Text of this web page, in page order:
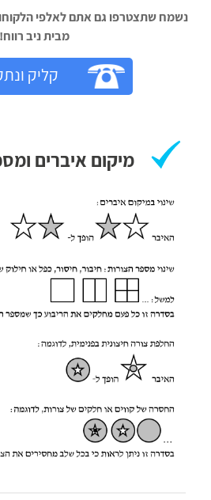
נשמח שתצטרפו גם אתם לאלפי
מבית ניב רווח!‬
קליק
מיקום איברים